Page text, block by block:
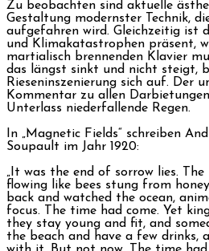
Zu beobachten sind aktuelle
Gestaltung modernster Technik,
aufgefahren wird. Gleichzeitig ist
und Klimakatastrophen präsent,
martialisch brennenden Klavier
das längst sinkt und nicht steigt,
Rieseninszenierung sich auf. Der
Kommentar zu allen
Unterlass niederfallende Regen.
In „Magnetic Fields“ schreiben
Soupault im Jahr 1920:
„It was the end of sorrow lies.
flowing like bees stung from
back and watched the ocean,
focus. The time had come. Yet
they stay young and fit, and
the beach and have a few drinks,